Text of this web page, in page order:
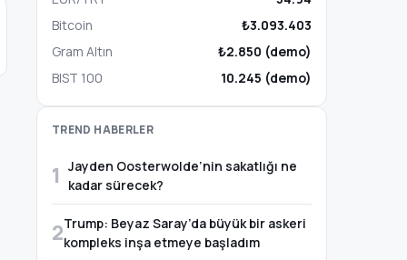
Bitcoin
₺3.093.403
Gram Altın
₺2.850 (demo)
BIST 100
10.245 (demo)
TREND HABERLER
1 Jayden Oosterwolde’nin sakatlığı ne
kadar sürecek?
2Trump: Beyaz Saray’da büyük bir askeri
kompleks inşa etmeye başladım